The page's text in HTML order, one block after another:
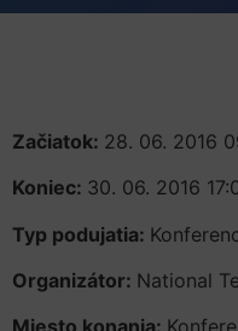
Začiatok: 28. 06. 2016
Koniec: 30. 06. 2016
Typ podujatia:
Organizátor: National